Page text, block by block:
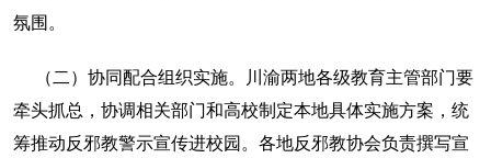
氛围。
（二）协同配合组织实施。川渝两地各级教育主管部门要
牵头抓总，协调相关部门和高校制定本地具体实施方案，统
筹推动反邪教警示宣传进校园。各地反邪教协会负责撰写宣